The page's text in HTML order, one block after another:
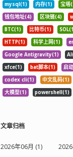
mysql(1)
内存(1) 宝塔
钱包地址(4)
区块链(4)
BTC(1)
比特币(1)
HTTP(1)
科学上网(1)
Google Antigravity(1)
xfce(1)
bat脚本(1) 启
codex cli(1)
中文乱码(1)
大模型(1)
powershell(1)
文章归档
2026年06月 (1)